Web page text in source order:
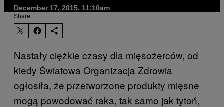
December 17, 2015, 11:10am
Share:
Nastały ciężkie czasy dla mięsożerców, od
kiedy Światowa Organizacja Zdrowia
ogłosiła, że przetworzone produkty mięsne
mogą powodować raka, tak samo jak tytoń,